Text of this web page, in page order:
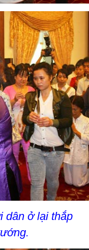
dân ở lại thắp